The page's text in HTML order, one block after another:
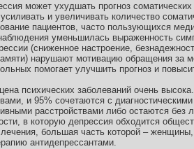
может ухудшать прогноз
и увеличивать количество
пациентов, часто пользующихся
уменьшилась выраженность
(сниженное настроение,
нарушают мотивацию обращения за
помогает улучшить прогноз и
психических заболеваний очень
и 95% сочетаются с
расстройствами либо остаются без
в которую депрессия обходится
большая часть которой –
антидепрессантами.